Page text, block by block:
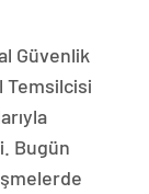
Güvenlik
Temsilcisi
Bugün